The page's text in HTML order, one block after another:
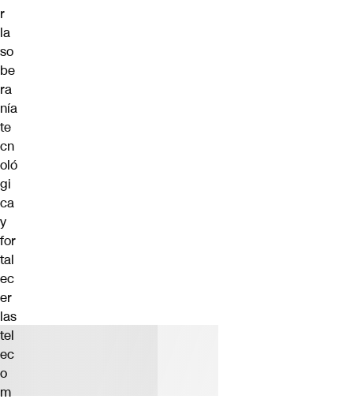
r
la
so
be
ra
nía
te
cn
oló
gi
ca
y
for
tal
ec
er
las
tel
ec
o
m